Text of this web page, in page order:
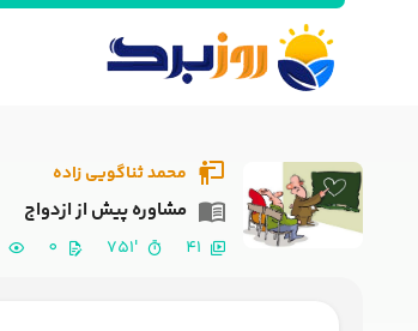
محمد ثناگویی زاده
مشاوره پیش از ازدواج
41
'751
0